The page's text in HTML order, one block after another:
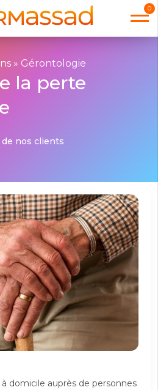
0
» Gérontologie
la perte
nos clients
domicile auprès de personnes